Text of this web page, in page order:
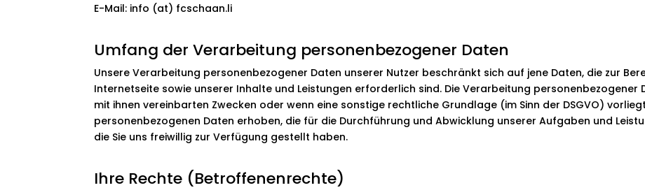
E-Mail: info (at) fcschaan.li
Umfang der Verarbeitung personenbezogener Daten
Unsere Verarbeitung personenbezogener Daten unserer Nutzer beschränkt sich auf jene Daten, die zur
Internetseite sowie unserer Inhalte und Leistungen erforderlich sind. Die Verarbeitung personenbezogener
mit ihnen vereinbarten Zwecken oder wenn eine sonstige rechtliche Grundlage (im Sinn der DSGVO)
personenbezogenen Daten erhoben, die für die Durchführung und Abwicklung unserer Aufgaben und
die Sie uns freiwillig zur Verfügung gestellt haben.
Ihre Rechte (Betroffenenrechte)